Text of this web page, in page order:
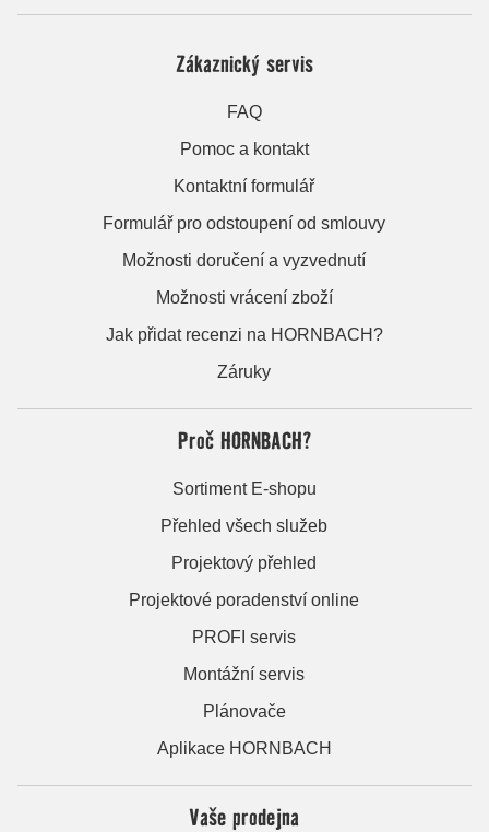
Zákaznický servis
FAQ
Pomoc a kontakt
Kontaktní formulář
Formulář pro odstoupení od smlouvy
Možnosti doručení a vyzvednutí
Možnosti vrácení zboží
Jak přidat recenzi na HORNBACH?
Záruky
Proč HORNBACH?
Sortiment E-shopu
Přehled všech služeb
Projektový přehled
Projektové poradenství online
PROFI servis
Montážní servis
Plánovače
Aplikace HORNBACH
Vaše prodejna